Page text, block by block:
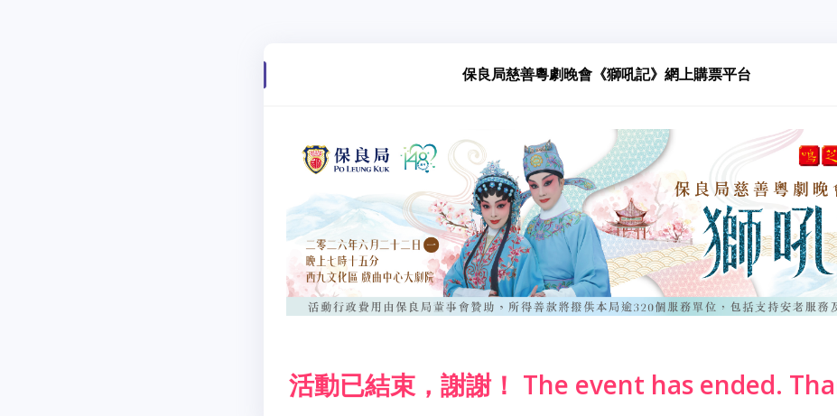
保良局慈善粵劇晚會《獅吼記》網上購票平台
活動已結束，謝謝！ The event has ended.